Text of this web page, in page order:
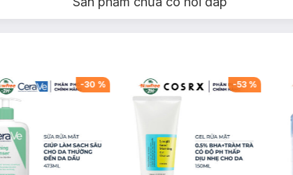
-30 % -53%